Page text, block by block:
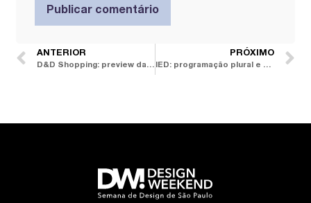
ANTERIOR
D&D Shopping: preview da DW!, milhares de girassóis , garden design e mostra agitam o hub
PRÓXIMO
IED: programação plural e crítica vai do food design à ressignificação do lixo